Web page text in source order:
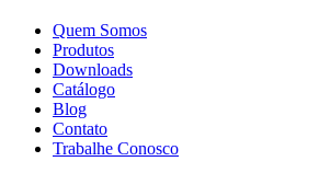
Quem Somos
Produtos
Downloads
Catálogo
Blog
Contato
Trabalhe Conosco